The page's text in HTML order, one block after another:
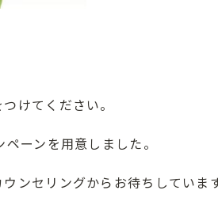
けてください。
ーンを用意しました。
ンセリングからお待ちしています